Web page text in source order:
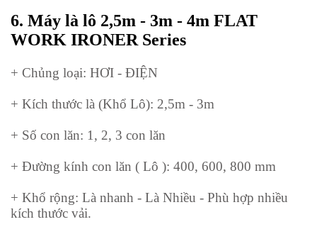
6. Máy là lô 2,5m - 3m - 4m FLAT
WORK IRONER Series
+ Chủng loại: HƠI - ĐIỆN
+ Kích thước là (Khổ Lô): 2,5m - 3m
+ Số con lăn: 1, 2, 3 con lăn
+ Đường kính con lăn ( Lô ): 400, 600, 800 mm
+ Khổ rộng: Là nhanh - Là Nhiều - Phù hợp nhiều
kích thước vải.